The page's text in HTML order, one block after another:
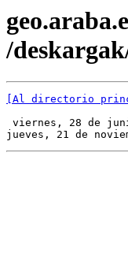
/
[Al directorio
viernes, 28 de
jueves, 21 de